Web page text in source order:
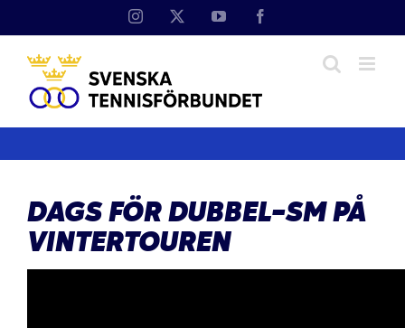
Instagram YouTube
DAGS FÖR DUBBEL-SM PÅ
VINTERTOUREN